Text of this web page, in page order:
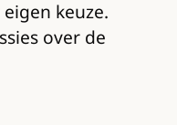
keuze.
over de